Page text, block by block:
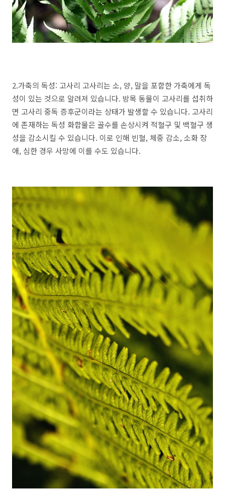
2.가축의 독성: 고사리 고사리는 소, 양, 말을 포함한 가축에게 독
성이 있는 것으로 알려져 있습니다. 방목 동물이 고사리를 섭취하
면 고사리 중독 증후군이라는 상태가 발생할 수 있습니다. 고사리
에 존재하는 독성 화합물은 골수를 손상시켜 적혈구 및 백혈구 생
성을 감소시킬 수 있습니다. 이로 인해 빈혈, 체중 감소, 소화 장
애, 심한 경우 사망에 이를 수도 있습니다.